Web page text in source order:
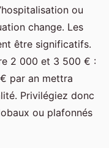
ou
change. Les
être significatifs.
2 000 et 3 500 € :
par an mettra
Privilégiez donc
ou plafonnés